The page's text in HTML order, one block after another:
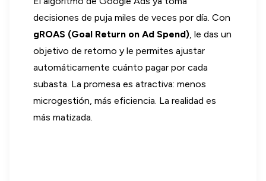
decisiones de puja miles de veces por día. Con
gROAS (Goal Return on Ad Spend) , le das un
objetivo de retorno y le permites ajustar
automáticamente cuánto pagar por cada
subasta. La promesa es atractiva: menos
microgestión, más eficiencia. La realidad es
más matizada.